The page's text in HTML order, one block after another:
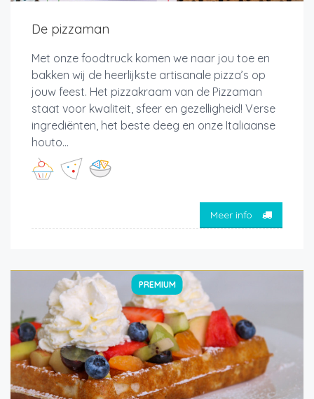
De pizzaman
Met onze foodtruck komen we naar jou toe en
bakken wij de heerlijkste artisanale pizza’s op
jouw feest. Het pizzakraam van de Pizzaman
staat voor kwaliteit, sfeer en gezelligheid! Verse
ingrediënten, het beste deeg en onze Italiaanse
houto...
Meer info
PREMIUM